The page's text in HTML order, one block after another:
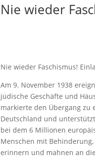
Nie wieder
Nie wieder Faschismus!
Am 9. November 1938
jüdische Geschäfte und
markierte den Übergang zu
Deutschland und
bei dem 6 Millionen
Menschen mit
erinnern und mahnen an